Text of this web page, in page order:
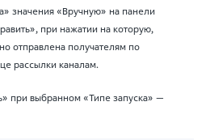
значения «Вручную» на панели
при нажатии на которую,
отправлена получателям по
рассылки каналам.
при выбранном «Типе запуска» —